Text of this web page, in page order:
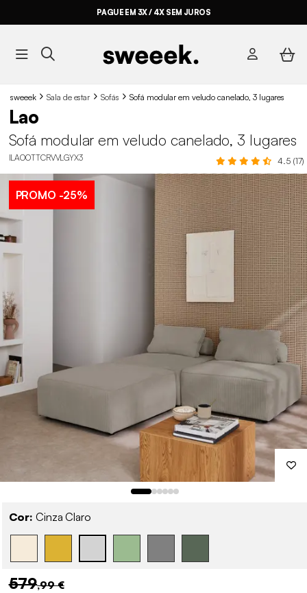
PAGUE EM 3X / 4X SEM JUROS
sweeek Sala de estar Sofás Sofá modular em veludo canelado, 3 lugares
Lao
Sofá modular em veludo canelado, 3 lugares
ILAOOTTCRVVLGYX3 4.5 (17)
PROMO -25%
Cor: Cinza Claro
579,99 €